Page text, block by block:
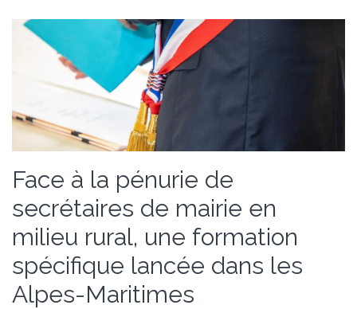
Face à la pénurie de
secrétaires de mairie en
milieu rural, une formation
spécifique lancée dans les
Alpes-Maritimes